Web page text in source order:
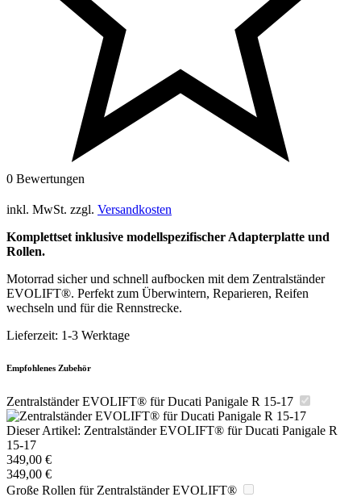
0 Bewertungen
inkl. MwSt. zzgl. Versandkosten
Komplettset inklusive modellspezifischer Adapterplatte und
Rollen.
Motorrad sicher und schnell aufbocken mit dem Zentralständer
EVOLIFT®. Perfekt zum Überwintern, Reparieren, Reifen
wechseln und für die Rennstrecke.
Lieferzeit: 1-3 Werktage
Empfohlenes Zubehör
Zentralständer EVOLIFT® für Ducati Panigale R 15-17
Dieser Artikel: Zentralständer EVOLIFT® für Ducati Panigale R
15-17
349,00 €
349,00 €
Große Rollen für Zentralständer EVOLIFT®